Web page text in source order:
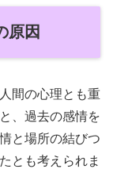
原因
間の心理とも重
、過去の感情を
と場所の結びつ
とも考えられま